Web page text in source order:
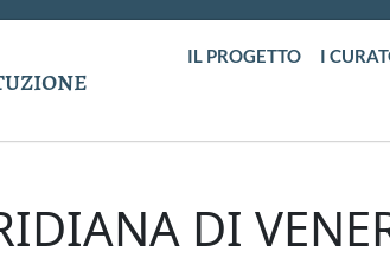
IL PROGETTO I
DI